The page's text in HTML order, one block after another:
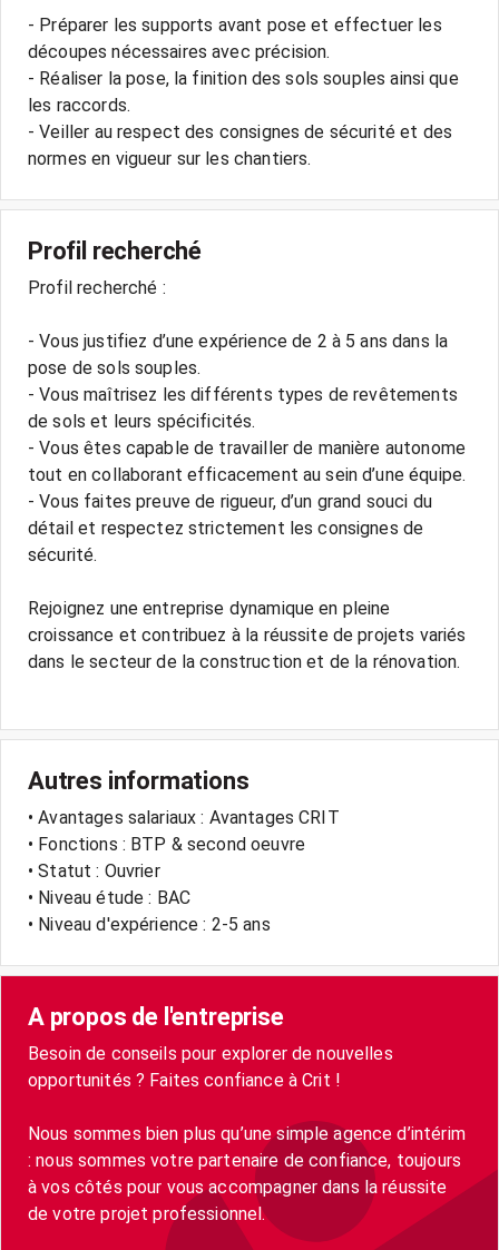
- Préparer les supports avant pose et effectuer les
découpes nécessaires avec précision.
- Réaliser la pose, la finition des sols souples ainsi que
les raccords.
- Veiller au respect des consignes de sécurité et des
normes en vigueur sur les chantiers.
Profil recherché
Profil recherché :
- Vous justifiez d’une expérience de 2 à 5 ans dans la
pose de sols souples.
- Vous maîtrisez les différents types de revêtements
de sols et leurs spécificités.
- Vous êtes capable de travailler de manière autonome
tout en collaborant efficacement au sein d’une équipe.
- Vous faites preuve de rigueur, d’un grand souci du
détail et respectez strictement les consignes de
sécurité.
Rejoignez une entreprise dynamique en pleine
croissance et contribuez à la réussite de projets variés
dans le secteur de la construction et de la rénovation.
Autres informations
• Avantages salariaux : Avantages CRIT
• Fonctions : BTP & second oeuvre
• Statut : Ouvrier
• Niveau étude : BAC
• Niveau d'expérience : 2-5 ans
A propos de l'entreprise
Besoin de conseils pour explorer de nouvelles
opportunités ? Faites confiance à Crit !
Nous sommes bien plus qu’une simple agence d’intérim
: nous sommes votre partenaire de confiance, toujours
à vos côtés pour vous accompagner dans la réussite
de votre projet professionnel.